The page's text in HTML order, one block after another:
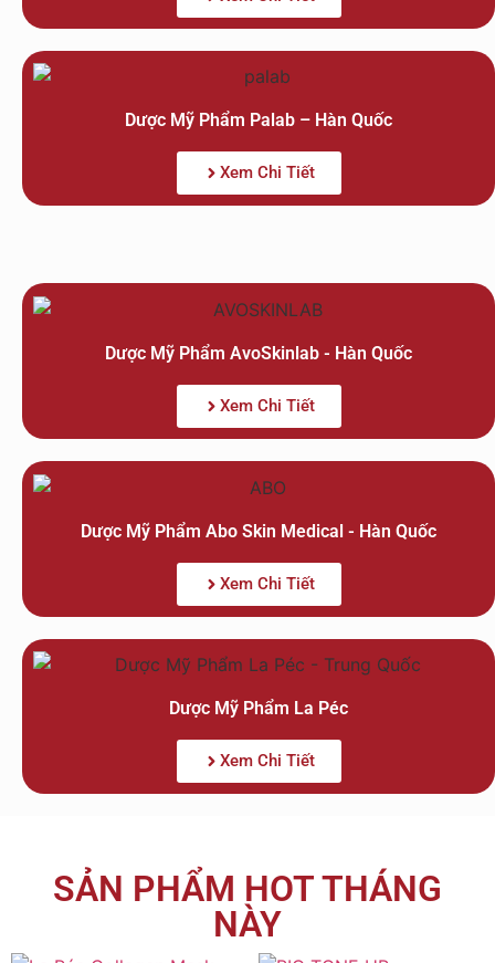
Dược Mỹ Phẩm Palab – Hàn Quốc
Xem Chi Tiết
Dược Mỹ Phẩm AvoSkinlab - Hàn Quốc
Xem Chi Tiết
Dược Mỹ Phẩm Abo Skin Medical - Hàn Quốc
Xem Chi Tiết
Dược Mỹ Phẩm La Péc
Xem Chi Tiết
SẢN PHẨM HOT THÁNG
NÀY